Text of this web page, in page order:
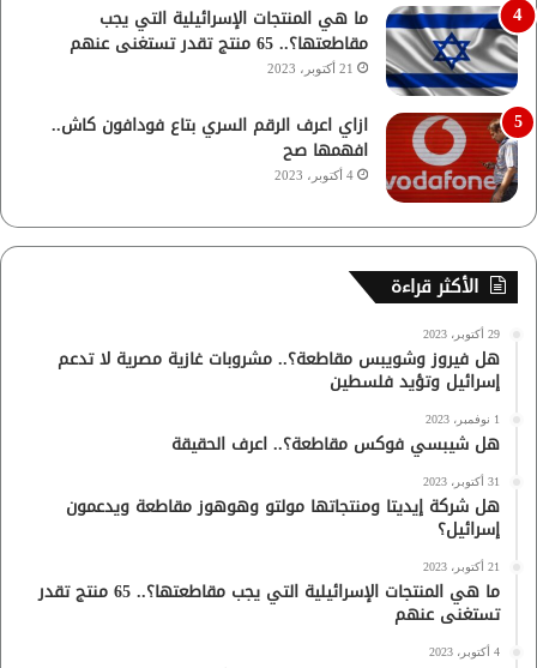
ما هي المنتجات الإسرائيلية التي يجب
مقاطعتها؟.. 65 منتج تقدر تستغنى عنهم
21 أكتوبر، 2023
ازاي اعرف الرقم السري بتاع فودافون كاش..
افهمها صح
4 أكتوبر، 2023
الأكثر قراءة
29 أكتوبر، 2023
هل فيروز وشويبس مقاطعة؟.. مشروبات غازية مصرية لا تدعم
إسرائيل وتؤيد فلسطين
1 نوفمبر، 2023
هل شيبسي فوكس مقاطعة؟.. اعرف الحقيقة
31 أكتوبر، 2023
هل شركة إيديتا ومنتجاتها مولتو وهوهوز مقاطعة ويدعمون
إسرائيل؟
21 أكتوبر، 2023
ما هي المنتجات الإسرائيلية التي يجب مقاطعتها؟.. 65 منتج تقدر
تستغنى عنهم
4 أكتوبر، 2023